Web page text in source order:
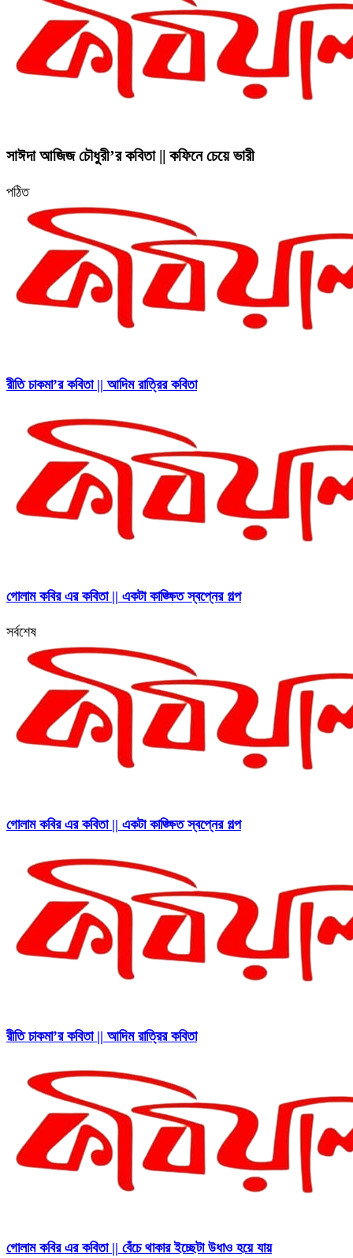
সাঈদা আজিজ চৌধুরী’র কবিতা || কফিনে চেয়ে ভারী
পঠিত
রীতি চাকমা’র কবিতা || আদিম রাত্রির কবিতা
গোলাম কবির এর কবিতা || একটা কাঙ্ক্ষিত স্বপ্নের গল্প
সর্বশেষ
গোলাম কবির এর কবিতা || একটা কাঙ্ক্ষিত স্বপ্নের গল্প
রীতি চাকমা’র কবিতা || আদিম রাত্রির কবিতা
গোলাম কবির এর কবিতা || বেঁচে থাকার ইচ্ছেটা উধাও হয়ে যায়